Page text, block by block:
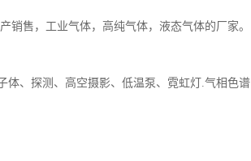
销售，工业气体，高纯气体，液态气体的厂家。
体、探测、高空摄影、低温泵、霓虹灯.气相色谱